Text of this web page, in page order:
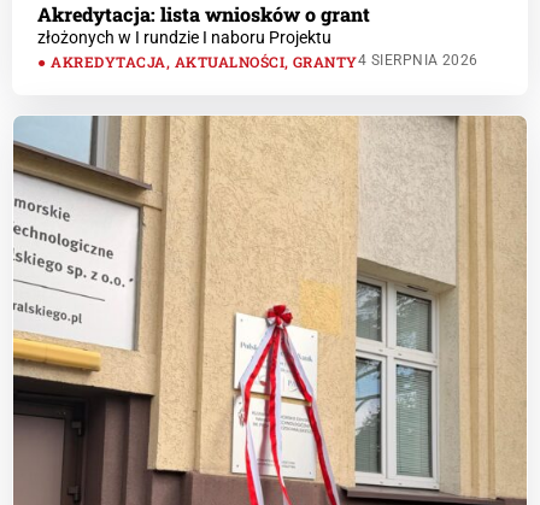
Akredytacja: lista wniosków o grant
złożonych w I rundzie I naboru Projektu
AKREDYTACJA, AKTUALNOŚCI, GRANTY4 SIERPNIA 2026